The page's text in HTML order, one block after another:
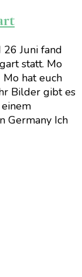
Juni fand
statt. Mo
hat euch
Bilder gibt es
Germany Ich